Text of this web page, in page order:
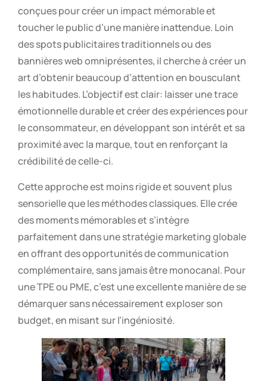
conçues pour créer un impact mémorable et
toucher le public d’une manière inattendue. Loin
des spots publicitaires traditionnels ou des
bannières web omniprésentes, il cherche à créer un
art d’obtenir beaucoup d’attention en bousculant
les habitudes. L’objectif est clair: laisser une trace
émotionnelle durable et créer des expériences pour
le consommateur, en développant son intérêt et sa
proximité avec la marque, tout en renforçant la
crédibilité de celle-ci.
Cette approche est moins rigide et souvent plus
sensorielle que les méthodes classiques. Elle crée
des moments mémorables et s’intègre
parfaitement dans une stratégie marketing globale
en offrant des opportunités de communication
complémentaire, sans jamais être monocanal. Pour
une TPE ou PME, c’est une excellente manière de se
démarquer sans nécessairement exploser son
budget, en misant sur l’ingéniosité.